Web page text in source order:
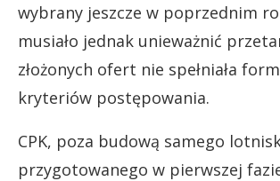
wybrany jeszcze w poprzednim
musiało jednak unieważnić
złożonych ofert nie spełniała
kryteriów postępowania.
CPK, poza budową samego
przygotowanego w pierwszej